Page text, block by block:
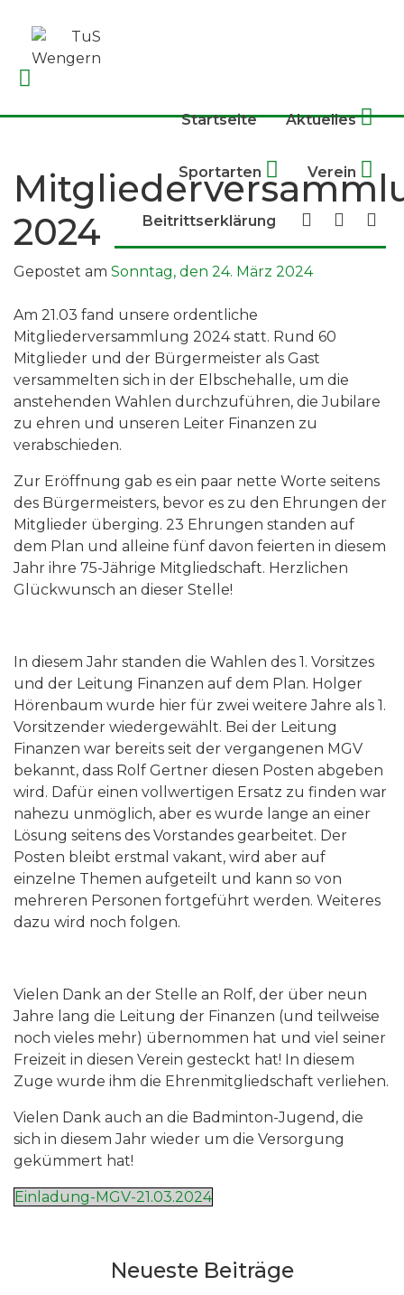
content
Startseite Aktuelles
Sportarten Verein
Beitrittserklärung
2024
Gepostet am Sonntag, den 24. März 2024
Am 21.03 fand unsere ordentliche
Mitgliederversammlung 2024 statt. Rund 60
Mitglieder und der Bürgermeister als Gast
versammelten sich in der Elbschehalle, um die
anstehenden Wahlen durchzuführen, die Jubilare
zu ehren und unseren Leiter Finanzen zu
verabschieden.
Zur Eröffnung gab es ein paar nette Worte seitens
des Bürgermeisters, bevor es zu den Ehrungen der
Mitglieder überging. 23 Ehrungen standen auf
dem Plan und alleine fünf davon feierten in diesem
Jahr ihre 75-Jährige Mitgliedschaft. Herzlichen
Glückwunsch an dieser Stelle!
In diesem Jahr standen die Wahlen des 1. Vorsitzes
und der Leitung Finanzen auf dem Plan. Holger
Hörenbaum wurde hier für zwei weitere Jahre als 1.
Vorsitzender wiedergewählt. Bei der Leitung
Finanzen war bereits seit der vergangenen MGV
bekannt, dass Rolf Gertner diesen Posten abgeben
wird. Dafür einen vollwertigen Ersatz zu finden war
nahezu unmöglich, aber es wurde lange an einer
Lösung seitens des Vorstandes gearbeitet. Der
Posten bleibt erstmal vakant, wird aber auf
einzelne Themen aufgeteilt und kann so von
mehreren Personen fortgeführt werden. Weiteres
dazu wird noch folgen.
Vielen Dank an der Stelle an Rolf, der über neun
Jahre lang die Leitung der Finanzen (und teilweise
noch vieles mehr) übernommen hat und viel seiner
Freizeit in diesen Verein gesteckt hat! In diesem
Zuge wurde ihm die Ehrenmitgliedschaft verliehen.
Vielen Dank auch an die Badminton-Jugend, die
sich in diesem Jahr wieder um die Versorgung
gekümmert hat!
Einladung-MGV-21.03.2024
Neueste Beiträge